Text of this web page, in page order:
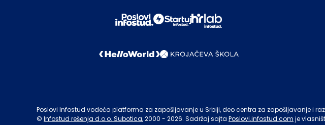
Poslovi Infostud vodeća platforma za zapošljavanje u Srbiji, deo centra za zapošljavanje i
© Infostud rešenja d.o.o. Subotica, 2000 - 2026. Sadržaj sajta Poslovi.infostud.com je